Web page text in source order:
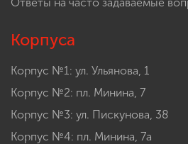
Корпуса
Корпус №1: ул. Ульянова, 1
Корпус №2: пл. Минина, 7
Корпус №3: ул. Пискунова, 38
Корпус №4: пл. Минина, 7а